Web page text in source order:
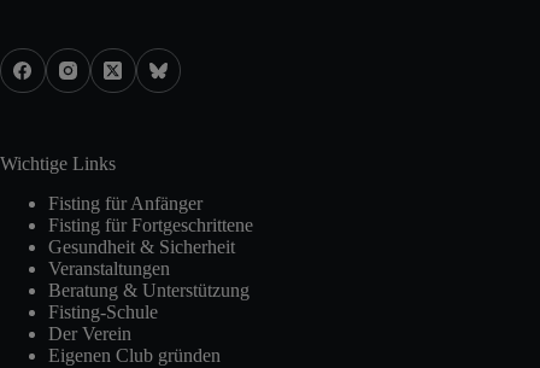
Wichtige Links
Fisting für Anfänger
Fisting für Fortgeschrittene
Gesundheit & Sicherheit
Veranstaltungen
Beratung & Unterstützung
Fisting-Schule
Der Verein
Eigenen Club gründen